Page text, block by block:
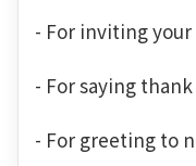
- For inviting
- For saying
- For greeting to